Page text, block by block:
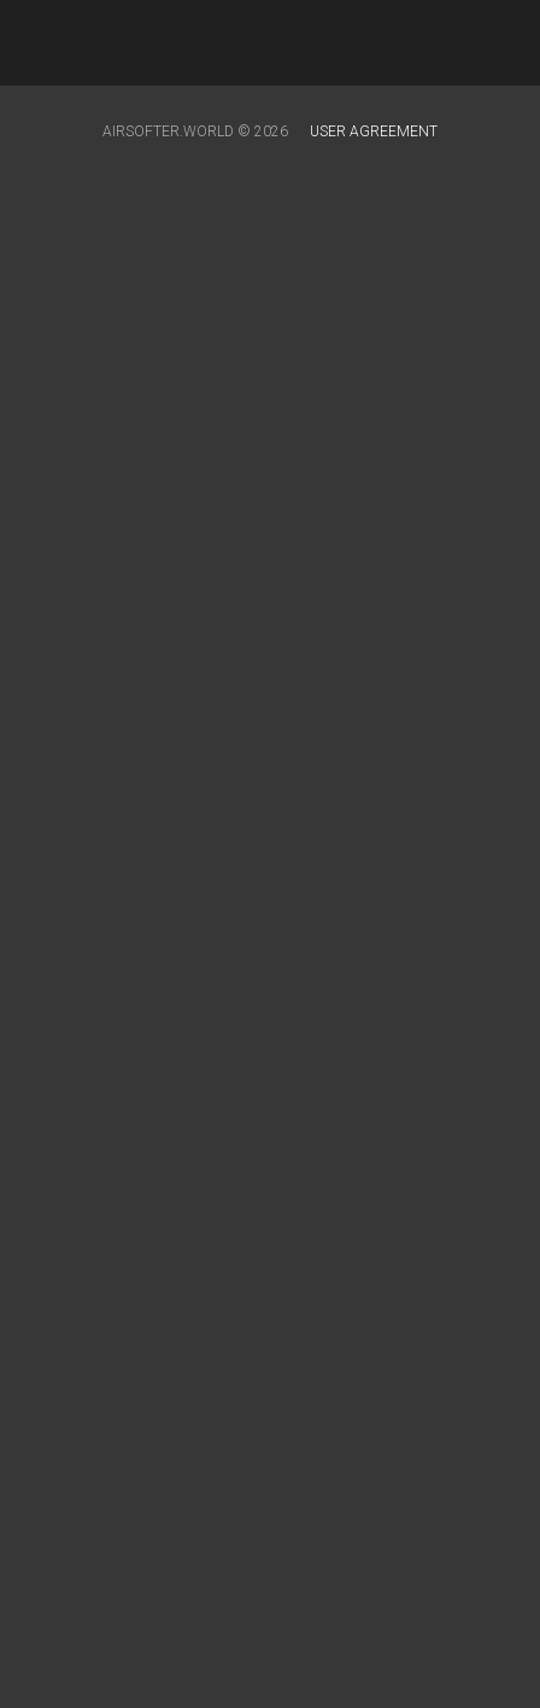
AIRSOFTER.WORLD © 2026 USER AGREEMENT